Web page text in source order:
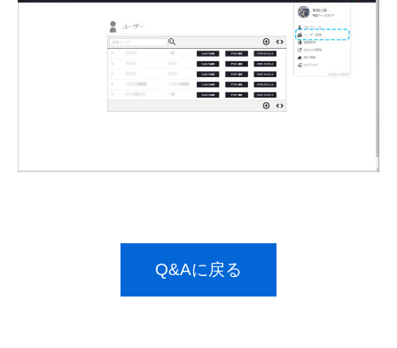
Q&Aに戻る